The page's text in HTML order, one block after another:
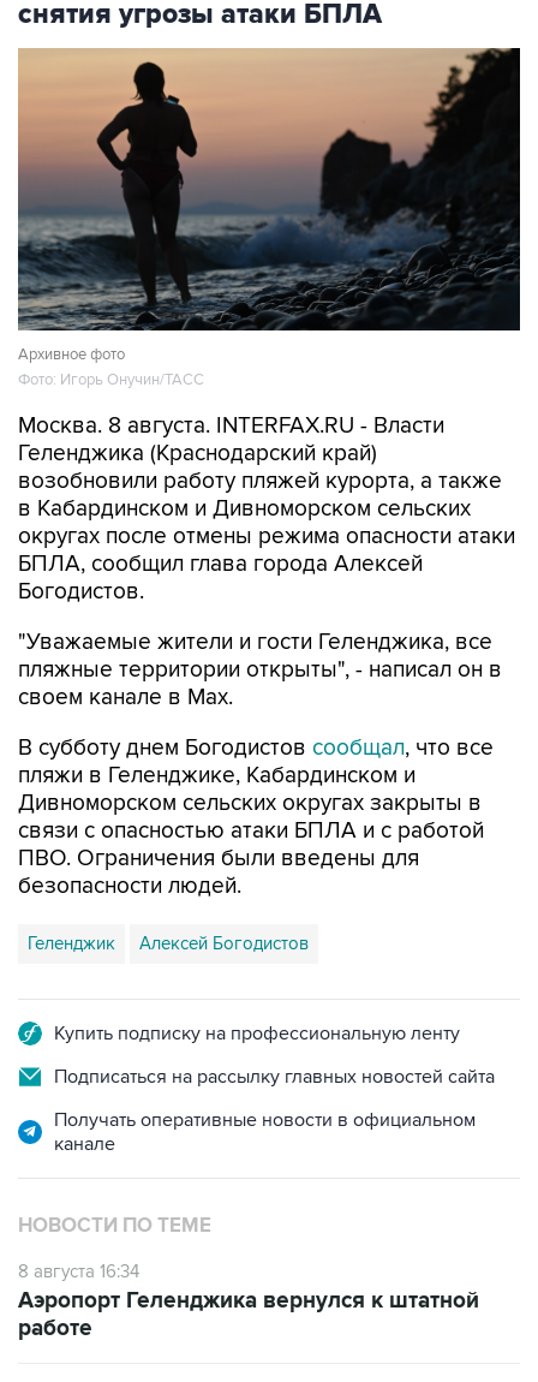
снятия угрозы атаки БПЛА
Архивное фото
Фото: Игорь Онучин/ТАСС
Москва. 8 августа. INTERFAX.RU - Власти
Геленджика (Краснодарский край)
возобновили работу пляжей курорта, а также
в Кабардинском и Дивноморском сельских
округах после отмены режима опасности атаки
БПЛА, сообщил глава города Алексей
Богодистов.
"Уважаемые жители и гости Геленджика, все
пляжные территории открыты", - написал он в
своем канале в Max.
В субботу днем Богодистов сообщал, что все
пляжи в Геленджике, Кабардинском и
Дивноморском сельских округах закрыты в
связи с опасностью атаки БПЛА и с работой
ПВО. Ограничения были введены для
безопасности людей.
Геленджик Алексей Богодистов
Купить подписку на профессиональную ленту
Подписаться на рассылку главных новостей сайта
Получать оперативные новости в официальном
канале
НОВОСТИ ПО ТЕМЕ
8 августа 16:34
Аэропорт Геленджика вернулся к штатной
работе